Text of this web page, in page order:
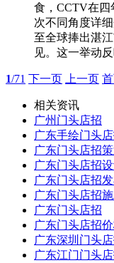
食，CCTV在四
次不同角度详
至全球捧出湛
见。这一举动
1/71 下一页 上一页
相关资讯
广州门头店招
广东手绘门头
广东门头店招策
广东门头店招
广东门头店招
广东门头店招
广东门头店招
广东门头店招
广东深圳门头
广东江门门头